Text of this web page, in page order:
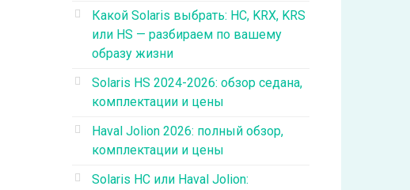
Какой Solaris выбрать: HC, KRX, KRS
или HS — разбираем по вашему
образу жизни
Solaris HS 2024-2026: обзор седана,
комплектации и цены
Haval Jolion 2026: полный обзор,
комплектации и цены
Solaris HC или Haval Jolion: